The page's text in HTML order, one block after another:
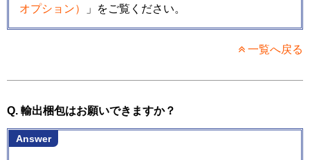
オプション）
」をご覧ください。
一覧へ戻る
Q. 輸出梱包はお願いできますか？
Answer